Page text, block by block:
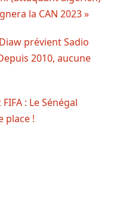
la CAN 2023 »
prévient Sadio
2010, aucune
: Le Sénégal
place !